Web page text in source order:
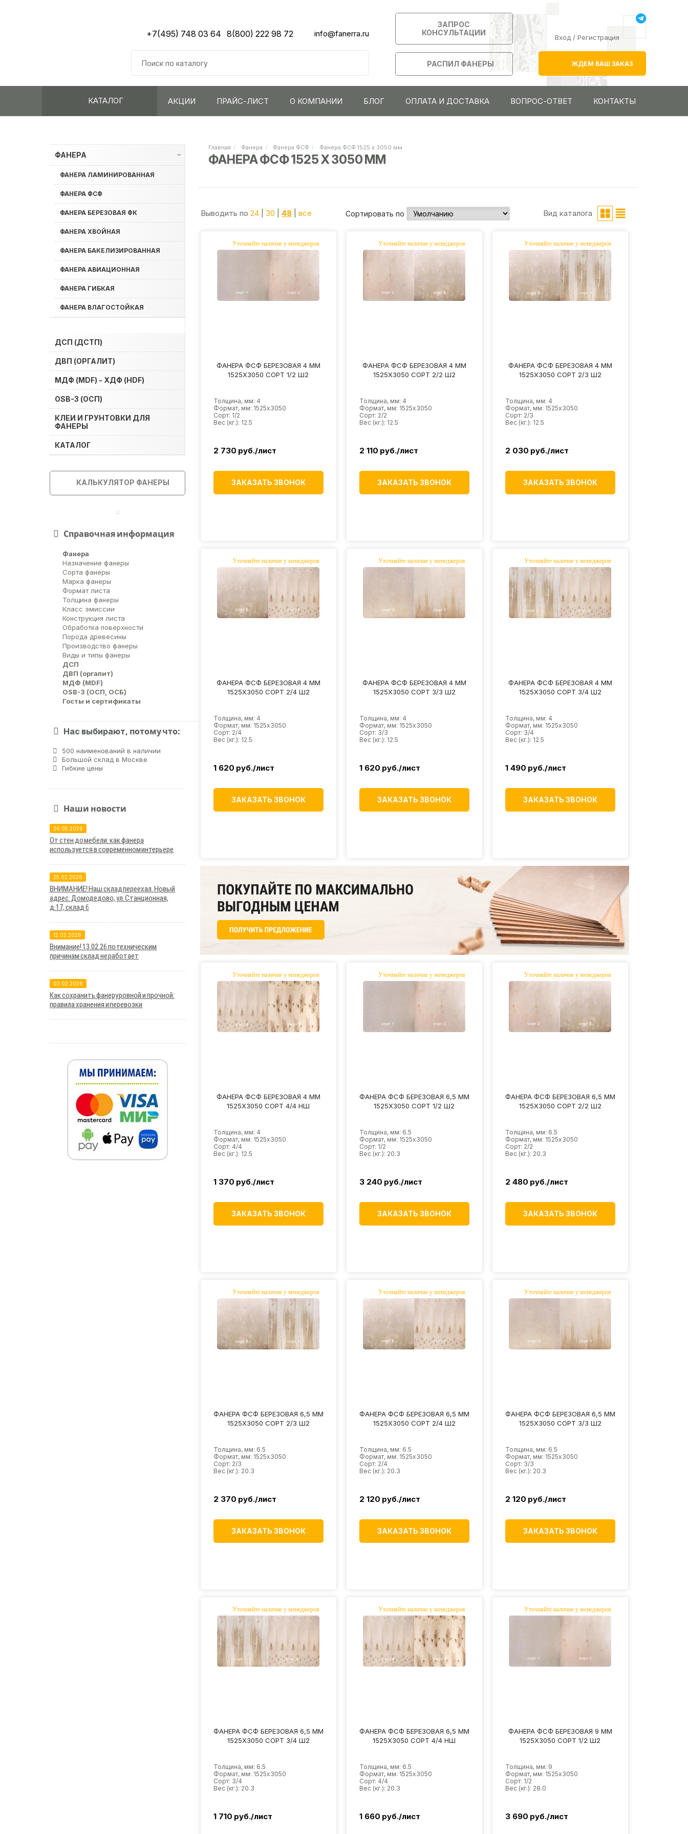
+7(495) 748 03 64 8(800) 222 98 72 info@fanerra.ru
ЗАПРОС
КОНСУЛЬТАЦИИ
РАСПИЛ ФАНЕРЫ
Вход / Регистрация
ЖДЕМ ВАШ ЗАКАЗ
КАТАЛОГ АКЦИИ ПРАЙС-ЛИСТ О КОМПАНИИ БЛОГ ОПЛАТА И ДОСТАВКА ВОПРОС-ОТВЕТ КОНТАКТЫ
ФАНЕРА ›
ФАНЕРА ЛАМИНИРОВАННАЯ
ФАНЕРА ФСФ
ФАНЕРА БЕРЕЗОВАЯ ФК
ФАНЕРА ХВОЙНАЯ
ФАНЕРА БАКЕЛИЗИРОВАННАЯ
ФАНЕРА АВИАЦИОННАЯ
ФАНЕРА ГИБКАЯ
ФАНЕРА ВЛАГОСТОЙКАЯ
ДСП (ДСТП)
ДВП (ОРГАЛИТ)
МДФ (MDF) - ХДФ (HDF)
OSB-3 (ОСП)
КЛЕИ И ГРУНТОВКИ ДЛЯ
ФАНЕРЫ
КАТАЛОГ
КАЛЬКУЛЯТОР ФАНЕРЫ
Справочная информация
Фанера
Назначение фанеры
Сорта фанеры
Марка фанеры
Формат листа
Толщина фанеры
Класс эмиссии
Конструкция листа
Обработка поверхности
Порода древесины
Производство фанеры
Виды и типы фанеры
ДСП
ДВП (оргалит)
МДФ (MDF)
OSB-3 (ОСП, ОСБ)
Госты и сертификаты
Нас выбирают, потому что:
500 наименований в наличии
Большой склад в Москве
Гибкие цены
Наши новости
26.05.2026
От стен до мебели: как фанера
используется в современном интерьере
25.02.2026
ВНИМАНИЕ! Наш склад переехал. Новый
адрес: Домодедово, ул. Станционная,
д.17, склад 6
12.02.2026
Внимание! 13.02.26 по техническим
причинам склад не работает
03.02.2026
Как сохранить фанеру ровной и прочной:
правила хранения и перевозки
Главная Фанера Фанера ФСФ Фанера ФСФ 1525 х 3050 мм
ФАНЕРА ФСФ 1525 Х 3050 ММ
Выводить по 24 30 48 все Сортировать по Вид каталога
ФАНЕРА ФСФ БЕРЕЗОВАЯ 4 ММ
1525Х3050 СОРТ 1/2 Ш2
Толщина, мм: 4
Формат, мм: 1525х3050
Сорт: 1/2
Вес (кг.): 12.5
2 730 руб./лист
ЗАКАЗАТЬ ЗВОНОК
ФАНЕРА ФСФ БЕРЕЗОВАЯ 4 ММ
1525Х3050 СОРТ 2/2 Ш2
Толщина, мм: 4
Формат, мм: 1525х3050
Сорт: 2/2
Вес (кг.): 12.5
2 110 руб./лист
ЗАКАЗАТЬ ЗВОНОК
ФАНЕРА ФСФ БЕРЕЗОВАЯ 4 ММ
1525Х3050 СОРТ 2/3 Ш2
Толщина, мм: 4
Формат, мм: 1525х3050
Сорт: 2/3
Вес (кг.): 12.5
2 030 руб./лист
ЗАКАЗАТЬ ЗВОНОК
ФАНЕРА ФСФ БЕРЕЗОВАЯ 4 ММ
1525Х3050 СОРТ 2/4 Ш2
Толщина, мм: 4
Формат, мм: 1525х3050
Сорт: 2/4
Вес (кг.): 12.5
1 620 руб./лист
ЗАКАЗАТЬ ЗВОНОК
ФАНЕРА ФСФ БЕРЕЗОВАЯ 4 ММ
1525Х3050 СОРТ 3/3 Ш2
Толщина, мм: 4
Формат, мм: 1525х3050
Сорт: 3/3
Вес (кг.): 12.5
1 620 руб./лист
ЗАКАЗАТЬ ЗВОНОК
ФАНЕРА ФСФ БЕРЕЗОВАЯ 4 ММ
1525Х3050 СОРТ 3/4 Ш2
Толщина, мм: 4
Формат, мм: 1525х3050
Сорт: 3/4
Вес (кг.): 12.5
1 490 руб./лист
ЗАКАЗАТЬ ЗВОНОК
ФАНЕРА ФСФ БЕРЕЗОВАЯ 4 ММ
1525Х3050 СОРТ 4/4 НШ
Толщина, мм: 4
Формат, мм: 1525х3050
Сорт: 4/4
Вес (кг.): 12.5
1 370 руб./лист
ЗАКАЗАТЬ ЗВОНОК
ФАНЕРА ФСФ БЕРЕЗОВАЯ 6,5 ММ
1525Х3050 СОРТ 1/2 Ш2
Толщина, мм: 6.5
Формат, мм: 1525х3050
Сорт: 1/2
Вес (кг.): 20.3
3 240 руб./лист
ЗАКАЗАТЬ ЗВОНОК
ФАНЕРА ФСФ БЕРЕЗОВАЯ 6,5 ММ
1525Х3050 СОРТ 2/2 Ш2
Толщина, мм: 6.5
Формат, мм: 1525х3050
Сорт: 2/2
Вес (кг.): 20.3
2 480 руб./лист
ЗАКАЗАТЬ ЗВОНОК
ФАНЕРА ФСФ БЕРЕЗОВАЯ 6,5 ММ
1525Х3050 СОРТ 2/3 Ш2
Толщина, мм: 6.5
Формат, мм: 1525х3050
Сорт: 2/3
Вес (кг.): 20.3
2 370 руб./лист
ЗАКАЗАТЬ ЗВОНОК
ФАНЕРА ФСФ БЕРЕЗОВАЯ 6,5 ММ
1525Х3050 СОРТ 2/4 Ш2
Толщина, мм: 6.5
Формат, мм: 1525х3050
Сорт: 2/4
Вес (кг.): 20.3
2 120 руб./лист
ЗАКАЗАТЬ ЗВОНОК
ФАНЕРА ФСФ БЕРЕЗОВАЯ 6,5 ММ
1525Х3050 СОРТ 3/3 Ш2
Толщина, мм: 6.5
Формат, мм: 1525х3050
Сорт: 3/3
Вес (кг.): 20.3
2 120 руб./лист
ЗАКАЗАТЬ ЗВОНОК
ФАНЕРА ФСФ БЕРЕЗОВАЯ 6,5 ММ
1525Х3050 СОРТ 3/4 Ш2
Толщина, мм: 6.5
Формат, мм: 1525х3050
Сорт: 3/4
Вес (кг.): 20.3
1 710 руб./лист
ФАНЕРА ФСФ БЕРЕЗОВАЯ 6,5 ММ
1525Х3050 СОРТ 4/4 НШ
Толщина, мм: 6.5
Формат, мм: 1525х3050
Сорт: 4/4
Вес (кг.): 20.3
1 660 руб./лист
ФАНЕРА ФСФ БЕРЕЗОВАЯ 9 ММ
1525Х3050 СОРТ 1/2 Ш2
Толщина, мм: 9
Формат, мм: 1525х3050
Сорт: 1/2
Вес (кг.): 28.0
3 690 руб./лист